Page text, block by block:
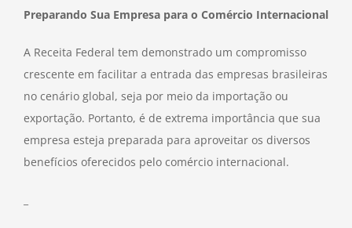
Preparando Sua Empresa para o Comércio Internacional
A Receita Federal tem demonstrado um compromisso
crescente em facilitar a entrada das empresas brasileiras
no cenário global, seja por meio da importação ou
exportação. Portanto, é de extrema importância que sua
empresa esteja preparada para aproveitar os diversos
benefícios oferecidos pelo comércio internacional.